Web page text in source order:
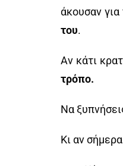
άκουσαν
του.
Αν κάτι
τρόπο.
Να
Κι αν